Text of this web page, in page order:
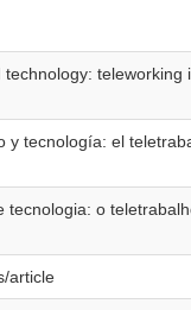
y tecnología: el
tecnologia: o
article